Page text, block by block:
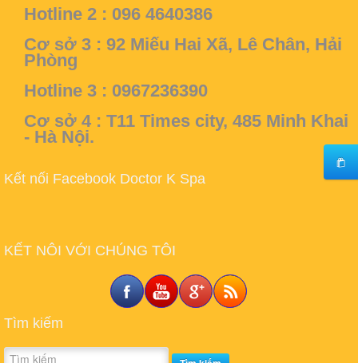
Hotline 2 : 096 4640386
Cơ sở 3 : 92 Miếu Hai Xã, Lê Chân, Hải
Phòng
Hotline 3 : 0967236390
Cơ sở 4 : T11 Times city, 485 Minh Khai
- Hà Nội.
Kết nối Facebook Doctor K Spa
KẾT NÔI VỚI CHÚNG TÔI
Tìm kiếm